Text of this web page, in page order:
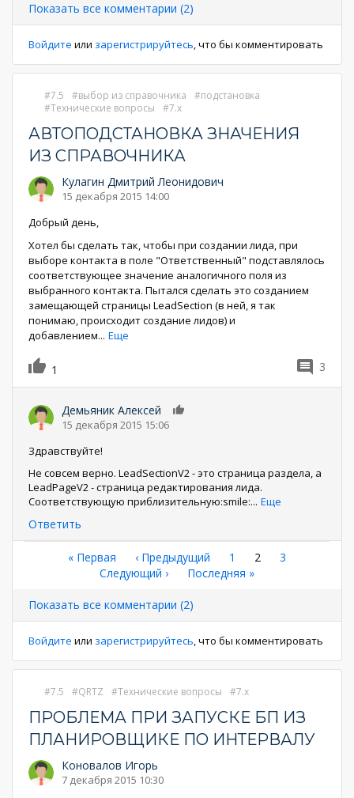
Показать все комментарии (2)
Войдите или зарегистрируйтесь, что бы комментировать
7.5 выбор из справочника
подстановка
Технические вопросы
7.x
АВТОПОДСТАНОВКА ЗНАЧЕНИЯ
ИЗ СПРАВОЧНИКА
Кулагин Дмитрий Леонидович
15 декабря 2015 14:00
Добрый день,
Хотел бы сделать так, чтобы при создании лида, при
выборе контакта в поле "Ответственный" подставлялось
соответствующее значение аналогичного поля из
выбранного контакта. Пытался сделать это созданием
замещающей страницы LeadSection (в ней, я так
понимаю, происходит создание лидов) и
добавлением... Еще
1 3
Демьяник Алексей
15 декабря 2015 15:06
Здравствуйте!
Не совсем верно. LeadSectionV2 - это страница раздела, а
LeadPageV2 - страница редактирования лида.
Соответствующую приблизительную:smile:... Еще
Ответить
Нумерация
страниц
Первая
страница
« Первая ←
‹ Предыдущий Страница
1
Текущая
2 Страница
3
Следующая
Следующий ›
Последняя
Последняя »
Показать все комментарии (2)
Войдите или зарегистрируйтесь, что бы комментировать
7.5 QRTZ Технические вопросы 7.x
ПРОБЛЕМА ПРИ ЗАПУСКЕ БП ИЗ
ПЛАНИРОВЩИКЕ ПО ИНТЕРВАЛУ
Коновалов Игорь
7 декабря 2015 10:30